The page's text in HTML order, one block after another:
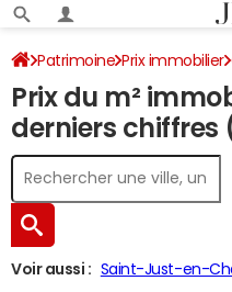
Patrimoine Prix immobilier
Prix du m²
derniers chiffres
Voir aussi : Saint-Just-en-